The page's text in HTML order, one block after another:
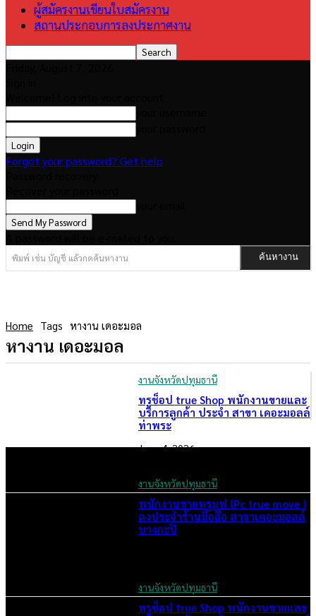
ผู้สมัครงานเขียนใบสมัครงาน
สถานประกอบการลงประกาศงาน
Forgot your password? Get help
พิมพ์ เช่น บัญชี แล้วกดค้นหางาน ค้นหางาน
Home Tags หางาน เดอะมอล
หางาน เดอะมอล
งานจังหวัดปทุมธานี
ทรูช็อป true Shop พนักงานขายและ
บริการลูกค้า ประจำ สาขา เดอะมอลล์
ท่าพระ
June 4, 2026
งานจังหวัดปทุมธานี
พนักงานขายทรูมูฟ (Pc true move )
ลงประจำร้านมือถือ สาขาเดอะมอลล์
บางกะปิ
งานจังหวัดปทุมธานี
ทรูช็อป true Shop พนักงานขายและ